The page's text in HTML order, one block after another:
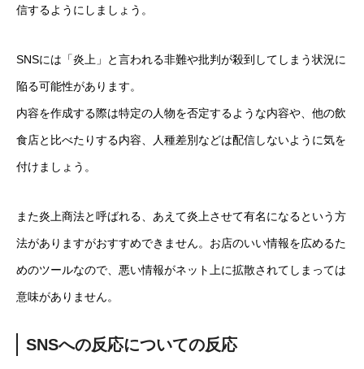
信するようにしましょう。
SNSには「炎上」と言われる非難や批判が殺到してしまう状況に
陥る可能性があります。
内容を作成する際は特定の人物を否定するような内容や、他の飲
食店と比べたりする内容、人種差別などは配信しないように気を
付けましょう。
また炎上商法と呼ばれる、あえて炎上させて有名になるという方
法がありますがおすすめできません。お店のいい情報を広めるた
めのツールなので、悪い情報がネット上に拡散されてしまっては
意味がありません。
SNSへの反応についての反応